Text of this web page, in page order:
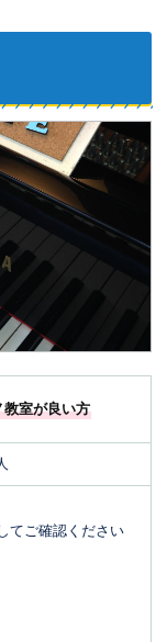
教室が良い方
てご確認ください